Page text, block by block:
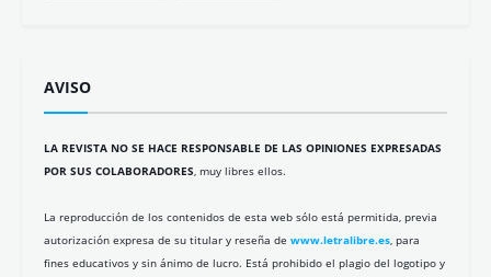
AVISO
LA REVISTA NO SE HACE RESPONSABLE DE LAS OPINIONES EXPRESADAS
POR SUS COLABORADORES, muy libres ellos.
La reproducción de los contenidos de esta web sólo está permitida, previa
autorización expresa de su titular y reseña de www.letralibre.es, para
fines educativos y sin ánimo de lucro. Está prohibido el plagio del logotipo y